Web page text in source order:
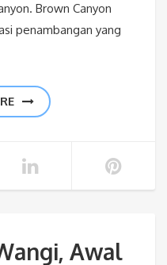
Brown Canyon
penambangan yang
Awal